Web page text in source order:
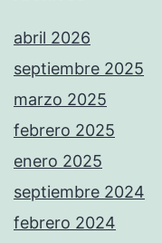
abril 2026
septiembre 2025
marzo 2025
febrero 2025
enero 2025
septiembre 2024
febrero 2024